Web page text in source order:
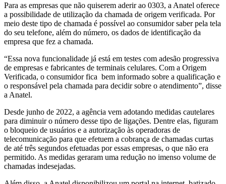
Para as empresas que não quiserem aderir ao 0303, a Anatel oferece
a possibilidade de utilização da chamada de origem verificada. Por
meio deste tipo de chamada é possível ao consumidor saber pela tela
do seu telefone, além do número, os dados de identificação da
empresa que fez a chamada.
“Essa nova funcionalidade já está em testes com adesão progressiva
de empresas e fabricantes de terminais celulares. Com a Origem
Verificada, o consumidor fica bem informado sobre a qualificação e
o responsável pela chamada para decidir sobre o atendimento”, disse
a Anatel.
Desde junho de 2022, a agência vem adotando medidas cautelares
para diminuir o número desse tipo de ligações. Dentre elas, figuram
o bloqueio de usuários e a autorização às operadoras de
telecomunicação para que efetuem a cobrança de chamadas curtas
de até três segundos efetuadas por essas empresas, o que não era
permitido. As medidas geraram uma redução no imenso volume de
chamadas indesejadas.